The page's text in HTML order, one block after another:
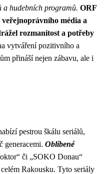
hudebních programů. ORF
veřejnoprávního média a
rozmanitost a potřeby
vytváření pozitivního a
přináší nejen zábavu, ale i
pestrou škálu seriálů,
generacemi. Oblíbené
či „SOKO Donau“
Rakousku. Tyto seriály